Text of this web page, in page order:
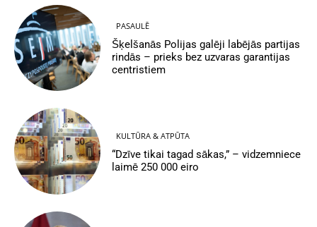
PASAULĒ
Šķelšanās Polijas galēji labējās partijas
rindās – prieks bez uzvaras garantijas
centristiem
KULTŪRA & ATPŪTA
“Dzīve tikai tagad sākas,” – vidzemniece
laimē 250 000 eiro